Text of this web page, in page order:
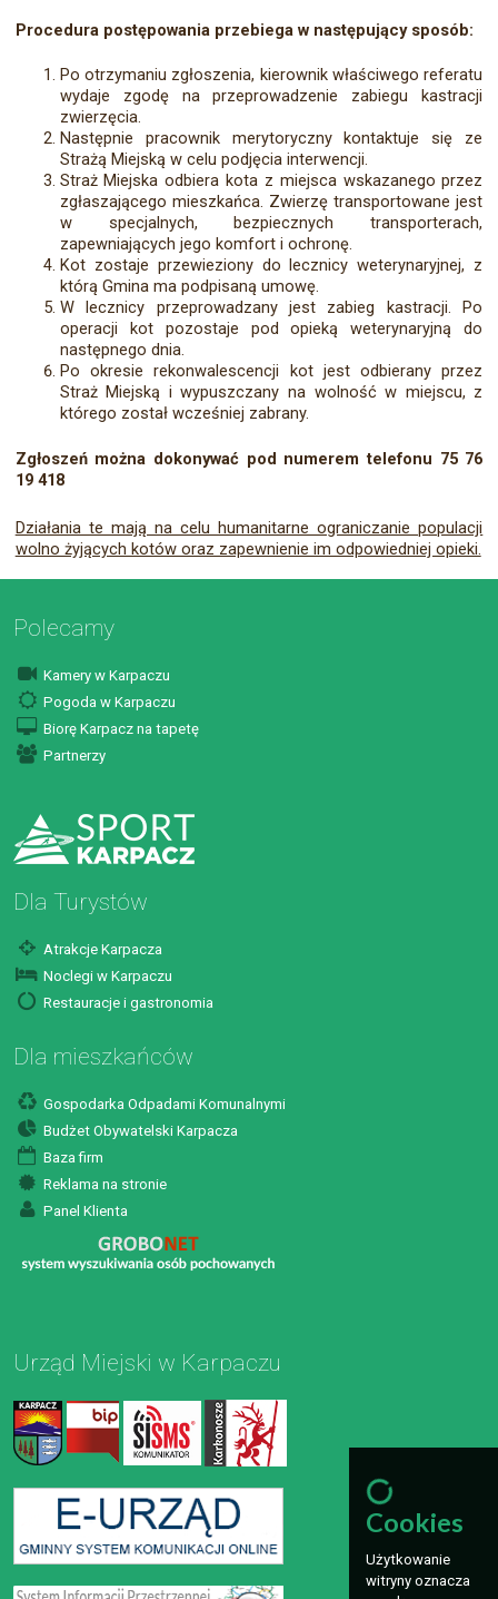
Procedura postępowania przebiega w następujący sposób:
Po otrzymaniu zgłoszenia, kierownik właściwego referatu
wydaje zgodę na przeprowadzenie zabiegu kastracji
zwierzęcia.
Następnie pracownik merytoryczny kontaktuje się ze
Strażą Miejską w celu podjęcia interwencji.
Straż Miejska odbiera kota z miejsca wskazanego przez
zgłaszającego mieszkańca. Zwierzę transportowane jest
w specjalnych, bezpiecznych transporterach,
zapewniających jego komfort i ochronę.
Kot zostaje przewieziony do lecznicy weterynaryjnej, z
którą Gmina ma podpisaną umowę.
W lecznicy przeprowadzany jest zabieg kastracji. Po
operacji kot pozostaje pod opieką weterynaryjną do
następnego dnia.
Po okresie rekonwalescencji kot jest odbierany przez
Straż Miejską i wypuszczany na wolność w miejscu, z
którego został wcześniej zabrany.
Zgłoszeń można dokonywać pod numerem telefonu 75 76
19 418
Działania te mają na celu humanitarne ograniczanie populacji
wolno żyjących kotów oraz zapewnienie im odpowiedniej opieki.
Polecamy
Kamery w Karpaczu
Pogoda w Karpaczu
Biorę Karpacz na tapetę
Partnerzy
Dla Turystów
Atrakcje Karpacza
Noclegi w Karpaczu
Restauracje i gastronomia
Dla mieszkańców
Gospodarka Odpadami Komunalnymi
Budżet Obywatelski Karpacza
Baza firm
Reklama na stronie
Panel Klienta
Urząd Miejski w Karpaczu
Cookies
Użytkowanie
witryny oznacza